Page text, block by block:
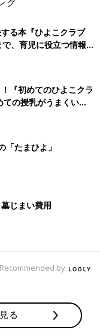
グ
る本『ひよこクラブ
、育児に役立つ情報が
『初めてのひよこクラ
ての授乳がうまくい
夏のトラブル 解決テ
「たまひよ」
じまい費用
Recommended by
る